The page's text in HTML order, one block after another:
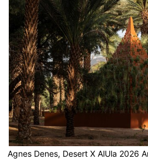
Agnes Denes, Desert X AlUla 2026